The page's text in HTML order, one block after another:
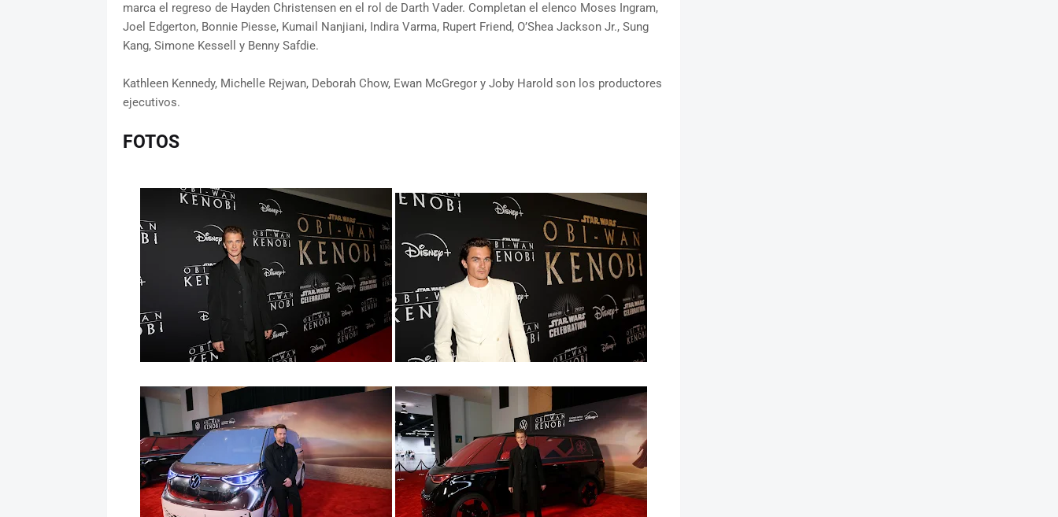
marca el regreso de Hayden Christensen en el rol de Darth Vader. Completan el elenco Moses Ingram,
Joel Edgerton, Bonnie Piesse, Kumail Nanjiani, Indira Varma, Rupert Friend, O’Shea Jackson Jr., Sung
Kang, Simone Kessell y Benny Safdie.
Kathleen Kennedy, Michelle Rejwan, Deborah Chow, Ewan McGregor y Joby Harold son los productores
ejecutivos.
FOTOS